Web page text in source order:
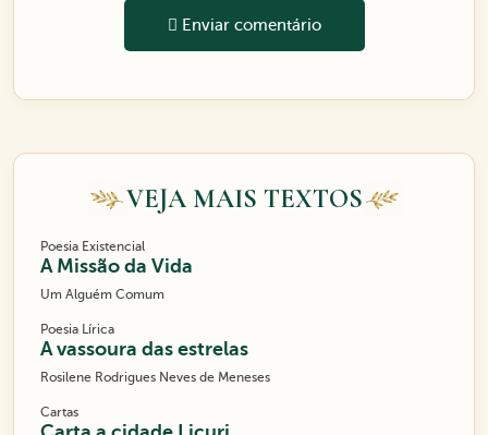
Enviar comentário
VEJA MAIS TEXTOS
Poesia Existencial
A Missão da Vida
Um Alguém Comum
Poesia Lírica
A vassoura das estrelas
Rosilene Rodrigues Neves de Meneses
Cartas